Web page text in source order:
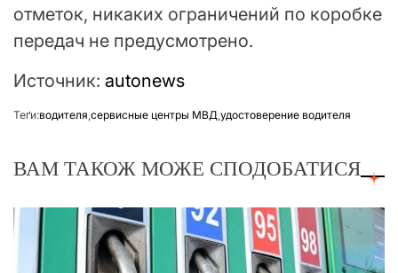
отметок, никаких ограничений по коробке
передач не предусмотрено.
Источник: autonews
Теґи:водителя,сервисные центры МВД,удостоверение водителя
ВАМ ТАКОЖ МОЖЕ СПОДОБАТИСЯ